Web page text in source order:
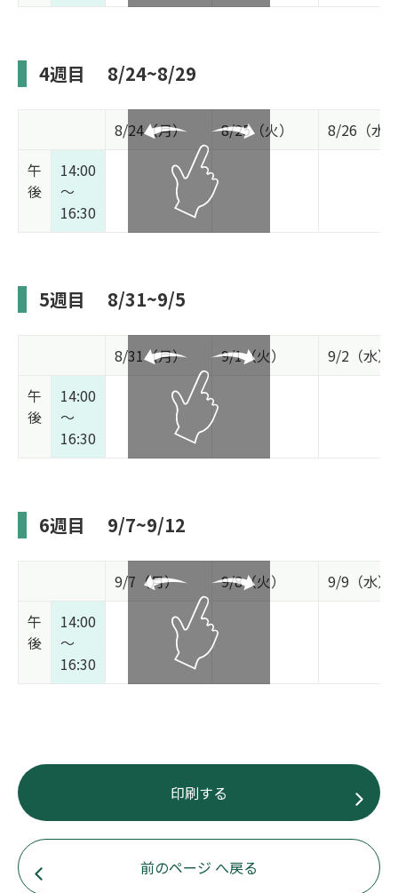
4週目 8/24~8/29
8/24（月） 8/25（火）
8/26（水
午
後
14:00
～
16:30
5週目 8/31~9/5
8/31（月） 9/1（火）
9/2（水）
午
後
14:00
～
16:30
6週目 9/7~9/12
9/7（月） 9/8（火）
9/9（水）
午
後
14:00
～
16:30
印刷する
前のページ へ戻る